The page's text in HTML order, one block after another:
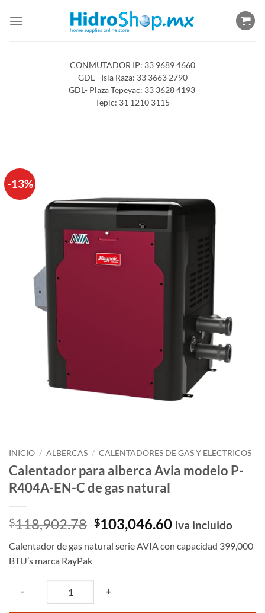
CONMUTADOR IP: 33 9689 4660
GDL - Isla Raza: 33 3663 2790
GDL- Plaza Tepeyac: 33 3628 4193
Tepic: 31 1210 3115
-13%
INICIO / ALBERCAS / CALENTADORES DE GAS Y ELECTRICOS
Calentador para alberca Avia modelo P-
R404A-EN-C de gas natural
$118,902.78 El
precio
original
$118,902.78.
$103,046.60El
actual
iva incluido
Calentador de gas natural serie AVIA con capacidad 399,000
BTU’s marca RayPak
- +